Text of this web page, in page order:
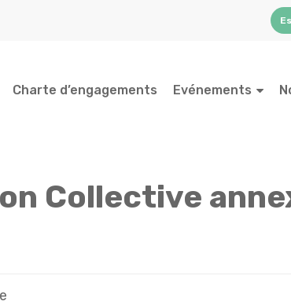
Charte d’engagements Evénements
Collective